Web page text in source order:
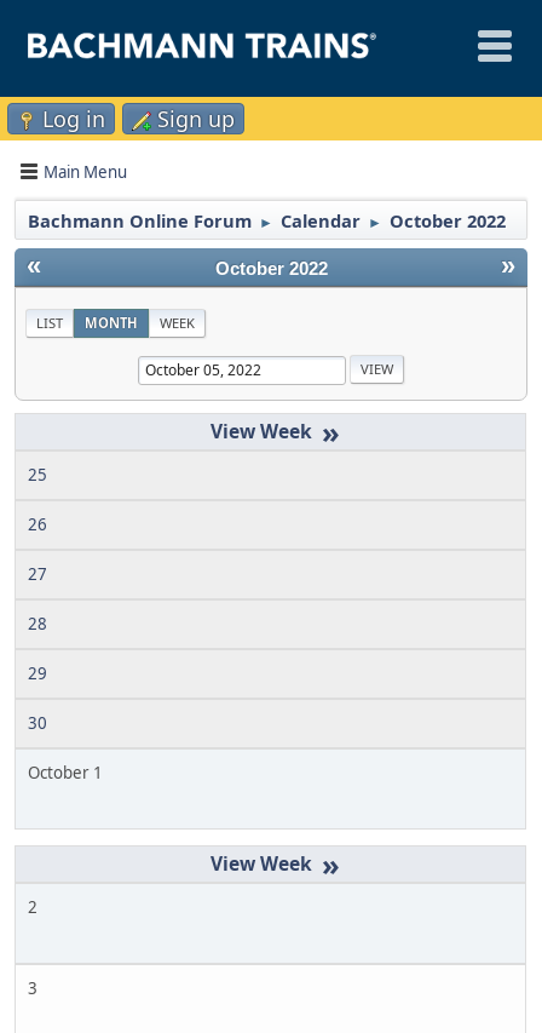
Log in Sign up
Main Menu
Bachmann Online Forum ► Calendar ► October 2022
« »
October 2022
LIST MONTH WEEK
»
25
26
27
28
29
30
October 1
»
2
3